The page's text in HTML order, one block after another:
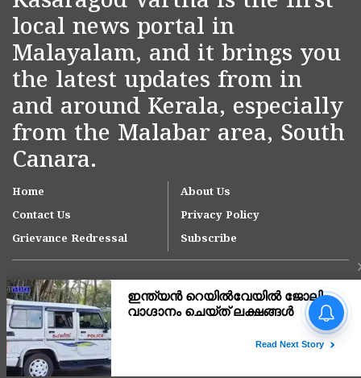
local news portal in
Malayalam, and it brings you
the latest updates from in
and around Kerala, especially
from the Malabar area, South
Canara.
Home
About Us
Contact Us
Privacy Policy
Grievance Redressal
Subscribe
Copyright © 2007-
ടൂറിസം ഡയറക്ടർ എം
അഞ്ജനയ്ക്ക് ബിആർഡിസി
കൂടി; ഉത്തരവിറക്കി